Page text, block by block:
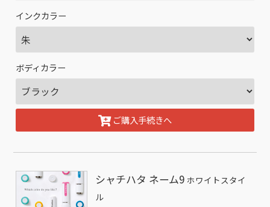
インクカラー
ボディカラー
ご購入手続きへ
シャチハタ ネーム9 ホワイトスタイ
ル